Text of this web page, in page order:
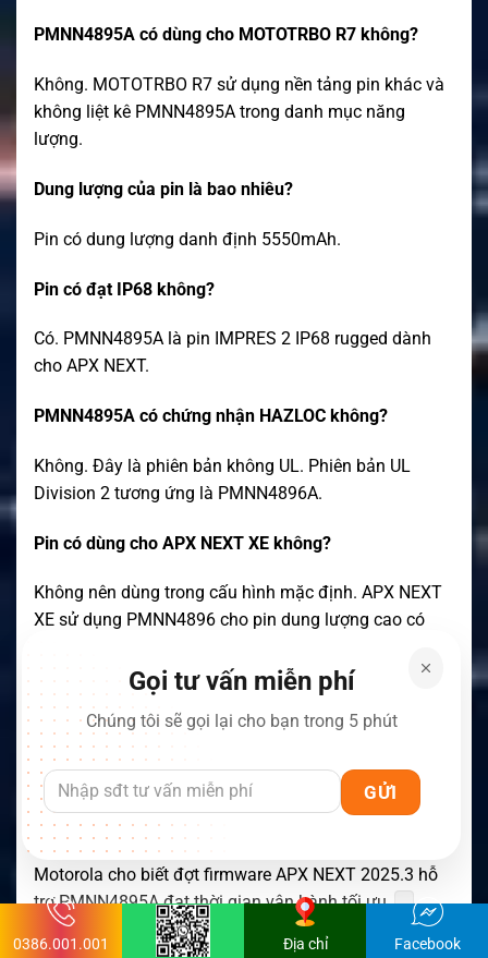
PMNN4895A có dùng cho MOTOTRBO R7 không?
Không. MOTOTRBO R7 sử dụng nền tảng pin khác và
không liệt kê PMNN4895A trong danh mục năng
lượng.
Dung lượng của pin là bao nhiêu?
Pin có dung lượng danh định 5550mAh.
Pin có đạt IP68 không?
Có. PMNN4895A là pin IMPRES 2 IP68 rugged dành
cho APX NEXT.
PMNN4895A có chứng nhận HAZLOC không?
Không. Đây là phiên bản không UL. Phiên bản UL
Division 2 tương ứng là PMNN4896A.
Pin có dùng cho APX NEXT XE không?
Không nên dùng trong cấu hình mặc định. APX NEXT
XE sử dụng PMNN4896 cho pin dung lượng cao có
Kích thước và trọng lượng của pin là bao nhiêu?
Kích thước khoảng 96 × 64 × 42mm. Trọng lượng tối
đa khoảng 258g.
Pin có cần cập nhật firmware không?
Motorola cho biết đợt firmware APX NEXT 2025.3 hỗ
trợ PMNN4895A đạt thời gian vận hành tối ưu.
Gọi tư vấn miễn phí
Chúng tôi sẽ gọi lại cho bạn trong 5 phút
0386.001.001 Địa chỉ Facebook